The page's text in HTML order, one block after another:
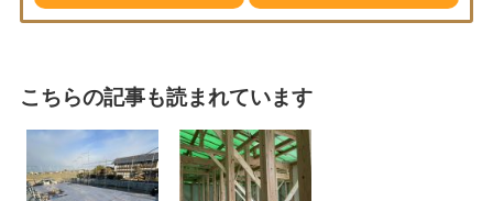
こちらの記事も読まれています